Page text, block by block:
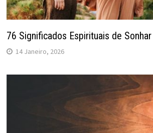
76 Significados Espirituais de
14 Janeiro, 2026